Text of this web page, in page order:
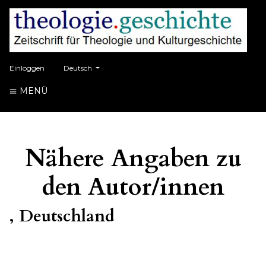
Einloggen ##plugins.themes.healthSciences.language.toggle##
Deutsch
MENÜ
Nähere Angaben zu
den Autor/innen
, Deutschland